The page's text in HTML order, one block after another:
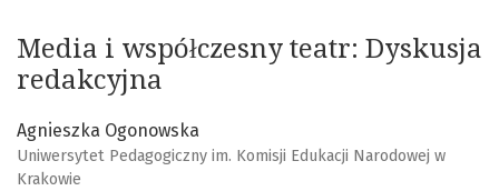
Media i współczesny teatr: Dyskusja
redakcyjna
Agnieszka Ogonowska
Uniwersytet Pedagogiczny im. Komisji Edukacji Narodowej w
Krakowie